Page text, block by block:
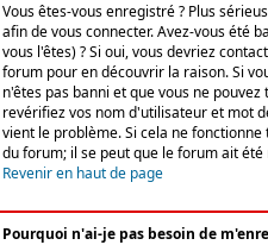
Vous êtes-vous enregistré ? Plus
afin de vous connecter. Avez-vous été
vous l'êtes) ? Si oui, vous devriez
forum pour en découvrir la raison. Si
n'êtes pas banni et que vous ne
revérifiez vos nom d'utilisateur et mot
vient le problème. Si cela ne
du forum; il se peut que le forum ait
Revenir en haut de page
Pourquoi n'ai-je pas besoin de